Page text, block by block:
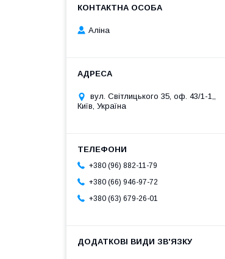
Аліна
вул. Світлицького 35, оф. 43/1-1,,
Київ, Україна
+380 (96) 882-11-79
+380 (66) 946-97-72
+380 (63) 679-26-01